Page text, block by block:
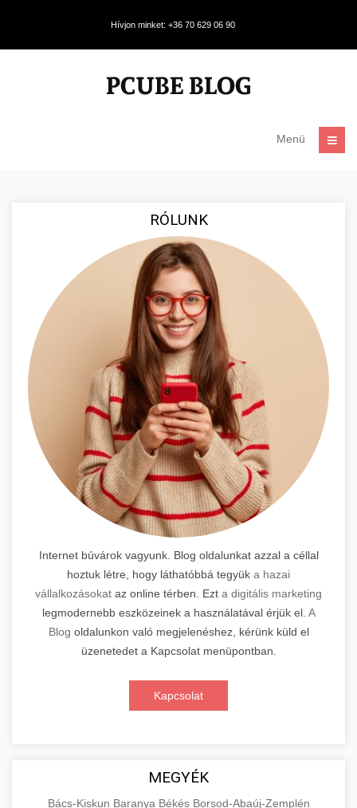
Hívjon minket: +36 70 629 06 90
Menü
RÓLUNK
Internet búvárok vagyunk. Blog oldalunkat azzal a céllal
hoztuk létre, hogy láthatóbbá tegyük a hazai
vállalkozásokat az online térben. Ezt a digitális marketing
legmodernebb eszközeinek a használatával érjük el. A
Blog oldalunkon való megjelenéshez, kérünk küld el
üzenetedet a Kapcsolat menüpontban.
Kapcsolat
MEGYÉK
Bács-Kiskun Baranya Békés Borsod-Abaúj-Zemplén